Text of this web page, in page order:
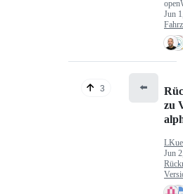
Jun
3 ⬅️
zu
Jun